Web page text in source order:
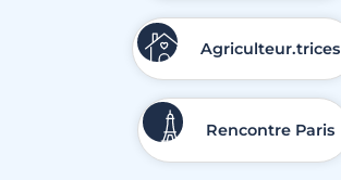
4 minutes
Rencontre à Gennevilliers
Agriculteur.trices
Rencontre Paris